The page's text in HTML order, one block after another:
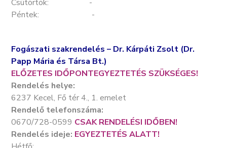
Csütörtök: -
Péntek: -
Fogászati szakrendelés – Dr. Kárpáti Zsolt (Dr.
Papp Mária és Társa Bt.)
ELŐZETES IDŐPONTEGYEZTETÉS SZÜKSÉGES!
Rendelés helye:
6237 Kecel, Fő tér 4., 1. emelet
Rendelő telefonszáma:
0670/728-0599 CSAK RENDELÉSI IDŐBEN!
Rendelés ideje: EGYEZTETÉS ALATT!